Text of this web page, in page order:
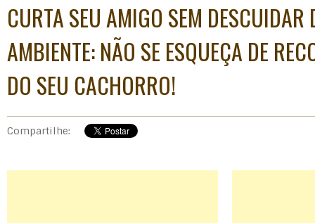
CURTA SEU AMIGO SEM DESCUIDAR
AMBIENTE: NÃO SE ESQUEÇA DE
DO SEU CACHORRO!
Compartilhe: